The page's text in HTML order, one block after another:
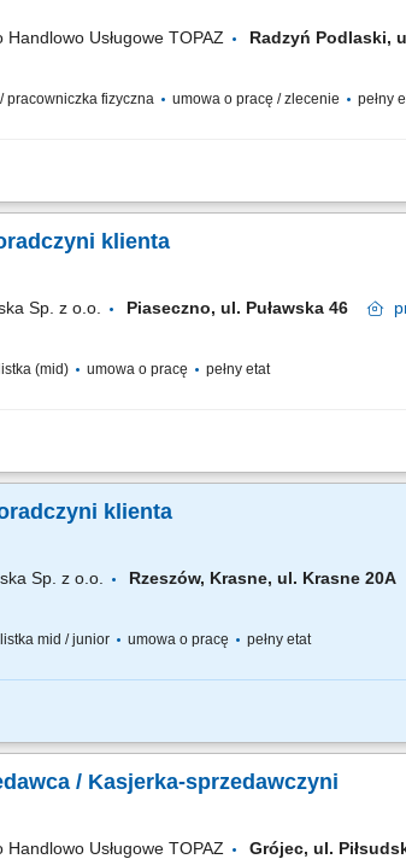
Usługowe TOPAZ Radzyń
pracowniczka fizyczna umowa o pracę / zlecenie pełny
fizyczna w dziale warzyw i owoców. Obsługa kasy
klienta
Sp. z o.o. Piaseczno, ul. Puławska 46
(mid) umowa o pracę pełny etat
start z Buddym: przez pierwsze 4 miesiące będziesz
klienta
Sp. z o.o. Rzeszów, Krasne, ul. Krasne
mid / junior umowa o pracę pełny etat
Twój start z Buddym: przez pierwsze 4 miesiące będziesz
/ Kasjerka-sprzedawczyni
Usługowe TOPAZ Grójec, ul.